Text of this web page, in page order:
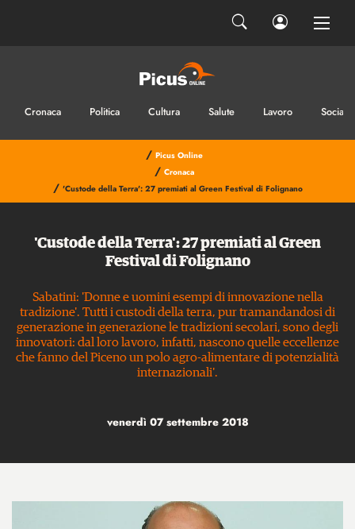
Cronaca Politica Cultura Salute Lavoro Sociale
/ Picus Online
/ Cronaca
/ 'Custode della Terra': 27 premiati al Green Festival di Folignano
'Custode della Terra': 27 premiati al Green
Festival di Folignano
Sabatini: 'Donne e uomini esempi di innovazione nella
tradizione'. Tutti i custodi della terra, pur tramandandosi di
generazione in generazione le tradizioni secolari, sono degli
innovatori: dal loro lavoro, infatti, nascono quelle eccellenze
che fanno del Piceno un polo agro-alimentare di potenzialità
internazionali'.
venerdì 07 settembre 2018